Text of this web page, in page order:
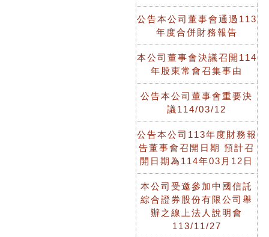
公告本公司董事會通過113
年度合併財務報告
本公司董事會決議召開114
年股東常會召集事由
公告本公司董事會重要決
議114/03/12
公告本公司113年度財務報
告董事會召開日期 預計召
開日期為114年03月12日
本公司受邀參加中國信託
綜合證券股份有限公司舉
辦之線上法人說明會
113/11/27